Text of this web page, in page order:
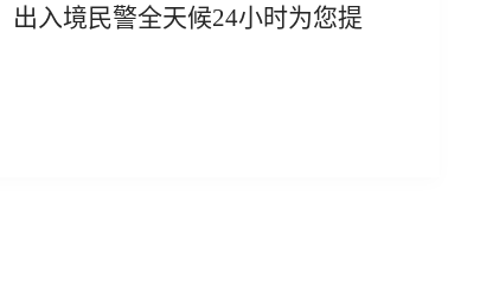
出入境民警全天候24小时为您提